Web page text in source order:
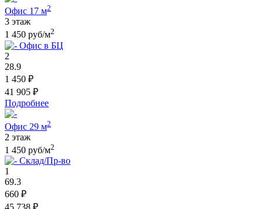
Офис 17 м2
3 этаж
1 450 руб/м2
Офис в БЦ
2
28.9
1 450 ₽
41 905 ₽
Подробнее
Офис 29 м2
2 этаж
1 450 руб/м2
Склад/Пр-во
1
69.3
660 ₽